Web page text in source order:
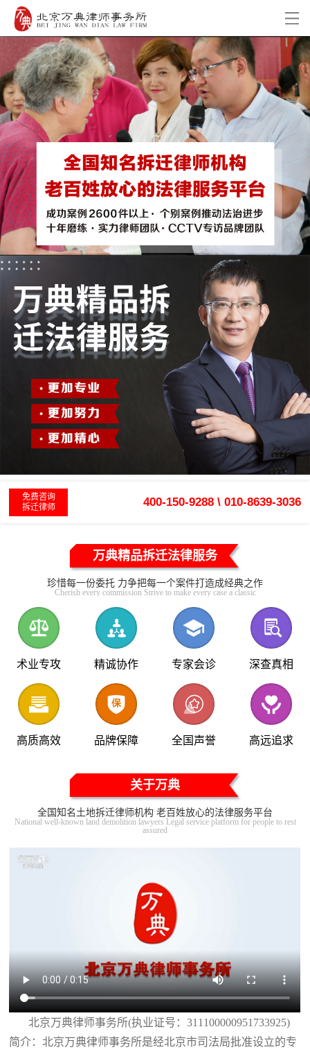
免费咨询
拆迁律师
400-150-9288 \ 010-8639-3036
万典精品拆迁法律服务
珍惜每一份委托 力争把每一个案件打造成经典之作
Cherish every commission Strive to make every case a classic
术业专攻 精诚协作 专家会诊 深查真相
高质高效 品牌保障 全国声誉 高远追求
关于万典
全国知名土地拆迁律师机构 老百姓放心的法律服务平台
National well-known land demolition lawyers Legal service platform for people to rest
assured
北京万典律师事务所(执业证号：311100000951733925)
简介：北京万典律师事务所是经北京市司法局批准设立的专